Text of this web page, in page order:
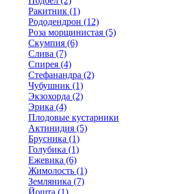
Ракитник (1)
Рододендрон (12)
Роза морщинистая (5)
Скумпия (6)
Слива (7)
Спирея (4)
Стефанандра (2)
Чубушник (1)
Экзохорда (2)
Эрика (4)
Плодовые кустарники
Актинидия (5)
Брусника (1)
Голубика (1)
Ежевика (6)
Жимолость (1)
Земляника (7)
Йошта (1)